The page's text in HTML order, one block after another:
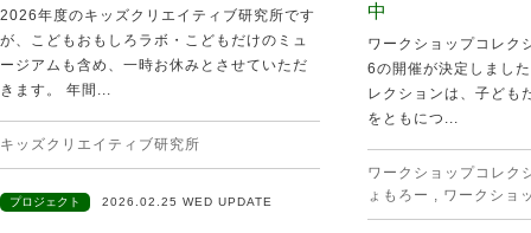
2026年度のキッズクリエイティブ研究所です
が、こどもおもしろラボ・こどもだけのミュ
ージアムも含め、一時お休みとさせていただ
きます。 年間...
キッズクリエイティブ研究所
プロジェクト 2026.02.25 WED UPDATE
中
ワークショップコレク
6の開催が決定しまし
レクションは、子ども
をともにつ...
ワークショップコレク
ょもろー , ワークショ